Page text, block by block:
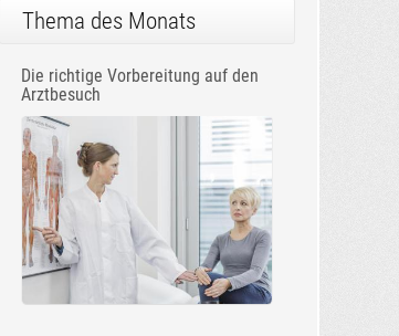
Thema des Monats
Die richtige Vorbereitung auf den
Arztbesuch